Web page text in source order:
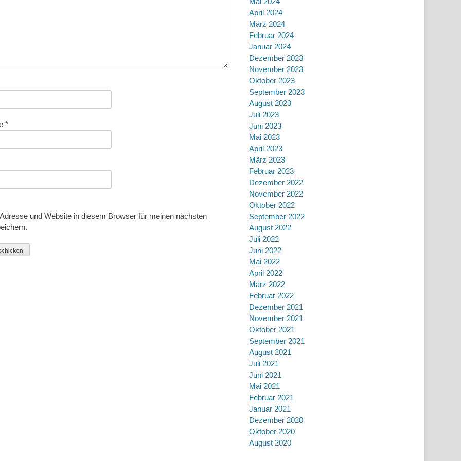
*
und Website in diesem Browser für meinen nächsten
April 2024
März 2024
Februar 2024
Januar 2024
Dezember 2023
November 2023
Oktober 2023
September 2023
August 2023
Juli 2023
Juni 2023
Mai 2023
April 2023
März 2023
Februar 2023
Dezember 2022
November 2022
Oktober 2022
September 2022
August 2022
Juli 2022
Juni 2022
Mai 2022
April 2022
März 2022
Februar 2022
Dezember 2021
November 2021
Oktober 2021
September 2021
August 2021
Juli 2021
Juni 2021
Mai 2021
Februar 2021
Januar 2021
Dezember 2020
Oktober 2020
August 2020